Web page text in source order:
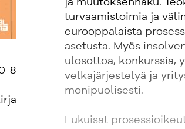
8
ja muutoksenhaku.
turvaamistoimia ja
eurooppalaista
asetusta. Myös
ulosottoa, konkurssia,
velkajärjestelyä ja
monipuolisesti.
Lukuisat